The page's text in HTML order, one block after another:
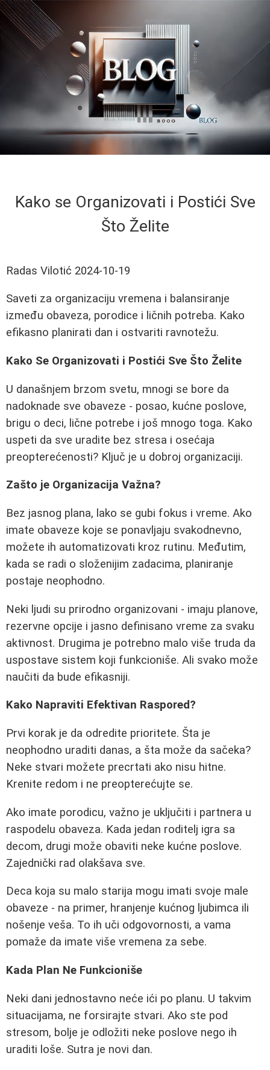
Kako se Organizovati i Postići Sve
Što Želite
Radas Vilotić 2024-10-19
Saveti za organizaciju vremena i balansiranje
između obaveza, porodice i ličnih potreba. Kako
efikasno planirati dan i ostvariti ravnotežu.
Kako Se Organizovati i Postići Sve Što Želite
U današnjem brzom svetu, mnogi se bore da
nadoknade sve obaveze - posao, kućne poslove,
brigu o deci, lične potrebe i još mnogo toga. Kako
uspeti da sve uradite bez stresa i osećaja
preopterećenosti? Ključ je u dobroj organizaciji.
Zašto je Organizacija Važna?
Bez jasnog plana, lako se gubi fokus i vreme. Ako
imate obaveze koje se ponavljaju svakodnevno,
možete ih automatizovati kroz rutinu. Međutim,
kada se radi o složenijim zadacima, planiranje
postaje neophodno.
Neki ljudi su prirodno organizovani - imaju planove,
rezervne opcije i jasno definisano vreme za svaku
aktivnost. Drugima je potrebno malo više truda da
uspostave sistem koji funkcioniše. Ali svako može
naučiti da bude efikasniji.
Kako Napraviti Efektivan Raspored?
Prvi korak je da odredite prioritete. Šta je
neophodno uraditi danas, a šta može da sačeka?
Neke stvari možete precrtati ako nisu hitne.
Krenite redom i ne preopterećujte se.
Ako imate porodicu, važno je uključiti i partnera u
raspodelu obaveza. Kada jedan roditelj igra sa
decom, drugi može obaviti neke kućne poslove.
Zajednički rad olakšava sve.
Deca koja su malo starija mogu imati svoje male
obaveze - na primer, hranjenje kućnog ljubimca ili
nošenje veša. To ih uči odgovornosti, a vama
pomaže da imate više vremena za sebe.
Kada Plan Ne Funkcioniše
Neki dani jednostavno neće ići po planu. U takvim
situacijama, ne forsirajte stvari. Ako ste pod
stresom, bolje je odložiti neke poslove nego ih
uraditi loše. Sutra je novi dan.